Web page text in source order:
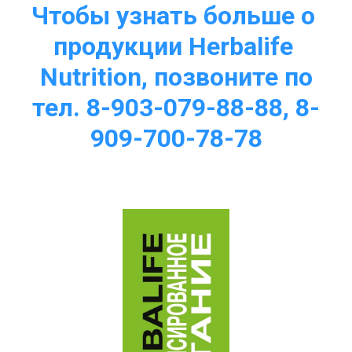
Чтобы узнать больше о
продукции Herbalife
Nutrition, позвоните по
тел. 8-903-079-88-88, 8-
909-700-78-78